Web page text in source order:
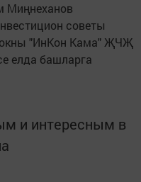
Миңнеханов
советы
"ИнКон Кама" ҖЧҖ
елда башларга
и интересным в